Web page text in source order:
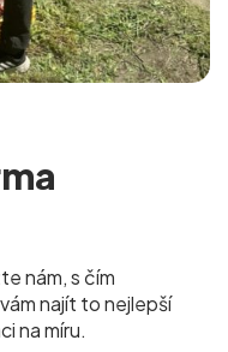
nám, s čím
najít to nejlepší
na míru.